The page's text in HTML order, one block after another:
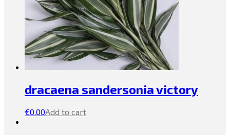
dracaena sandersonia victory
€0.00Add to cart